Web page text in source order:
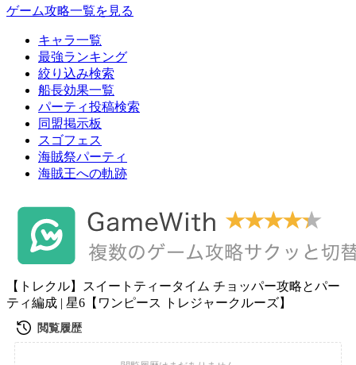
ゲーム攻略一覧を見る
キャラ一覧
最強ランキング
絞り込み検索
船長効果一覧
パーティ投稿検索
同盟掲示板
スゴフェス
海賊祭パーティ
海賊王への軌跡
【トレクル】スイートティータイム チョッパー攻略とパー
ティ編成 | 星6【ワンピース トレジャークルーズ】